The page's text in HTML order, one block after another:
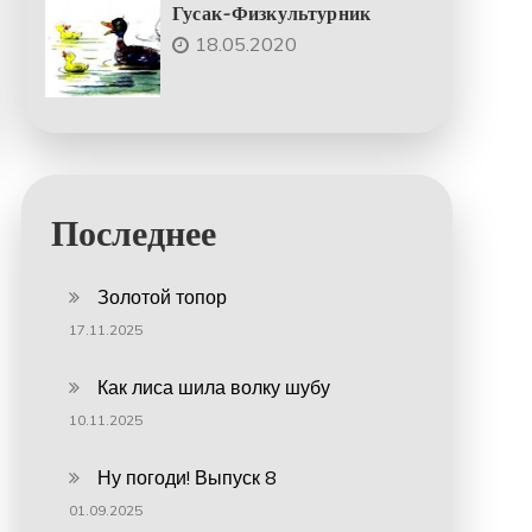
Гусак-Физкультурник
18.05.2020
Последнее
Золотой топор
17.11.2025
Как лиса шила волку шубу
10.11.2025
Ну погоди! Выпуск 8
01.09.2025